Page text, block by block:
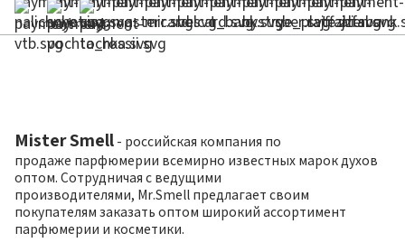
Mister Smell - российская компания по
продаже парфюмерии всемирно известных марок духов
оптом. Сотрудничая с ведущими
производителями, Mr.Smell предлагает своим
покупателям заказать оптом широкий ассортимент
парфюмерии и косметики.